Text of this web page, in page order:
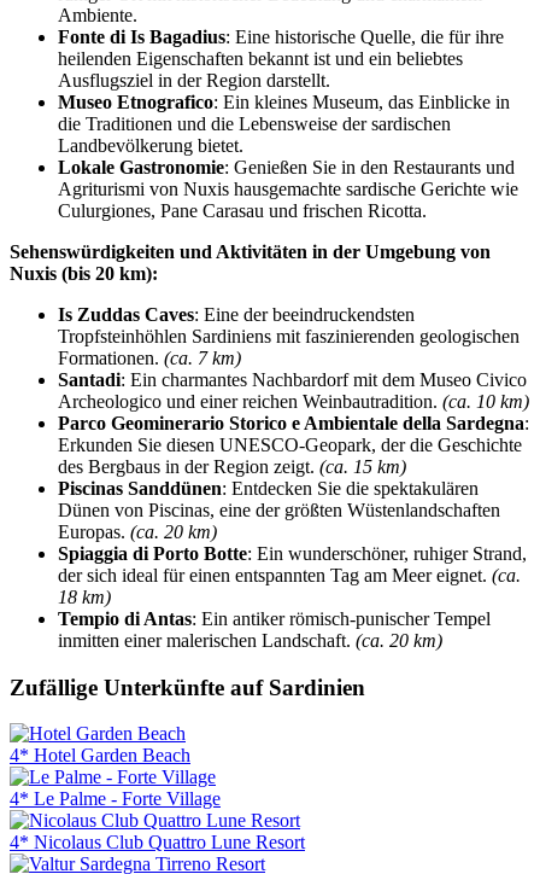
Ambiente.
Fonte di Is Bagadius: Eine historische Quelle, die für ihre
heilenden Eigenschaften bekannt ist und ein beliebtes
Ausflugsziel in der Region darstellt.
Museo Etnografico: Ein kleines Museum, das Einblicke in
die Traditionen und die Lebensweise der sardischen
Landbevölkerung bietet.
Lokale Gastronomie: Genießen Sie in den Restaurants und
Agriturismi von Nuxis hausgemachte sardische Gerichte wie
Culurgiones, Pane Carasau und frischen Ricotta.
Sehenswürdigkeiten und Aktivitäten in der Umgebung von
Nuxis (bis 20 km):
Is Zuddas Caves: Eine der beeindruckendsten
Tropfsteinhöhlen Sardiniens mit faszinierenden geologischen
Formationen. (ca. 7 km)
Santadi: Ein charmantes Nachbardorf mit dem Museo Civico
Archeologico und einer reichen Weinbautradition. (ca. 10 km)
Parco Geominerario Storico e Ambientale della Sardegna:
Erkunden Sie diesen UNESCO-Geopark, der die Geschichte
des Bergbaus in der Region zeigt. (ca. 15 km)
Piscinas Sanddünen: Entdecken Sie die spektakulären
Dünen von Piscinas, eine der größten Wüstenlandschaften
Europas. (ca. 20 km)
Spiaggia di Porto Botte: Ein wunderschöner, ruhiger Strand,
der sich ideal für einen entspannten Tag am Meer eignet. (ca.
18 km)
Tempio di Antas: Ein antiker römisch-punischer Tempel
inmitten einer malerischen Landschaft. (ca. 20 km)
Zufällige Unterkünfte auf Sardinien
4* Hotel Garden Beach
4* Le Palme - Forte Village
4* Nicolaus Club Quattro Lune Resort